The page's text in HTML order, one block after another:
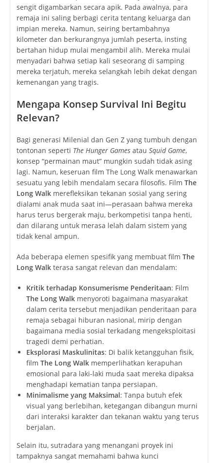
sengit digambarkan secara apik. Pada awalnya, para
remaja ini saling berbagi cerita tentang keluarga dan
impian mereka. Namun, seiring bertambahnya
kilometer dan berkurangnya jumlah peserta, insting
bertahan hidup mulai mengambil alih. Mereka mulai
menyadari bahwa setiap kali seseorang di samping
mereka terjatuh, mereka selangkah lebih dekat dengan
kemenangan yang tragis.
Mengapa Konsep Survival Ini Begitu
Relevan?
Bagi generasi Milenial dan Gen Z yang tumbuh dengan
tontonan seperti The Hunger Gamesatau Squid Game,
konsep “permainan maut” mungkin sudah tidak asing
lagi. Namun, keseruan film The Long Walk menawarkan
sesuatu yang lebih mendalam secara filosofis. Film The
Long Walk merefleksikan tekanan sosial yang sering
dialami anak muda saat ini—perasaan bahwa mereka
harus terus bergerak maju, berkompetisi tanpa henti,
dan dilarang untuk merasa lelah dalam sistem yang
tidak kenal ampun.
Ada beberapa elemen spesifik yang membuat film The
Long Walk terasa sangat relevan dan mendalam:
Kritik terhadap Konsumerisme Penderitaan: Film
The Long Walk menyoroti bagaimana masyarakat
dalam cerita tersebut menjadikan penderitaan para
remaja sebagai hiburan nasional, mirip dengan
bagaimana media sosial terkadang mengeksploitasi
tragedi demi perhatian.
Eksplorasi Maskulinitas: Di balik ketangguhan fisik,
film The Long Walk memperlihatkan kerapuhan
emosional para laki-laki muda saat mereka dipaksa
menghadapi kematian tanpa persiapan.
Minimalisme yang Maksimal: Tanpa butuh efek
visual yang berlebihan, ketegangan dibangun murni
dari interaksi karakter dan tekanan waktu yang terus
berjalan.
Selain itu, sutradara yang menangani proyek ini
tampaknya sangat memahami bahwa kunci